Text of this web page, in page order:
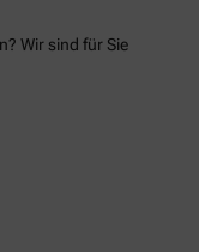
Wir sind für Sie